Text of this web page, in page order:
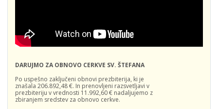
DARUJMO ZA OBNOVO CERKVE SV. ŠTEFANA
Po uspešno zaključeni obnovi prezbiterija, ki je
znašala 206.892,48 €. In prenovljeni razsvetljavi v
prezbiteriju v vrednosti 11.992,60 € nadaljujemo z
zbiranjem sredstev za obnovo cerkve.